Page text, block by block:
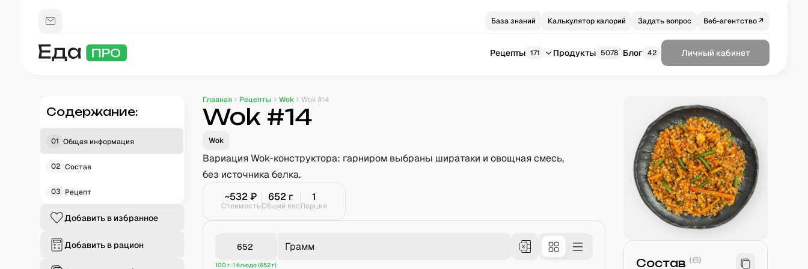
База знаний Калькулятор калорий Задать вопрос Веб-агентство ↗
Рецепты 171 Продукты 5078 Блог 42 Личный кабинет
Содержание:
01 Общая информация
02 Состав
03 Рецепт
Добавить в избранное
Добавить в рацион
Главная Рецепты Wok Wok #14
Wok #14
Wok
Вариация Wok-конструктора: гарниром выбраны ширатаки и овощная смесь,
без источника белка.
~532₽
Стоимость
652 г
Общий вес
1
Порция
Грамм
100 г 1 блюдо (652 г) Состав (6)